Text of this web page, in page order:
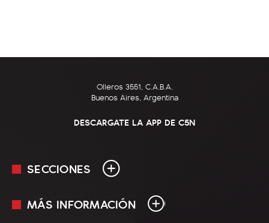
Olleros 3551, C.A.B.A.
Buenos Aires, Argentina
DESCARGATE LA APP DE C5N
SECCIONES
En Vivo
MÁS INFORMACIÓN